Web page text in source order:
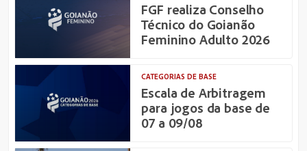
FGF realiza Conselho
Técnico do Goianão
Feminino Adulto 2026
CATEGORIAS DE BASE
Escala de Arbitragem
para jogos da base de
07 a 09/08